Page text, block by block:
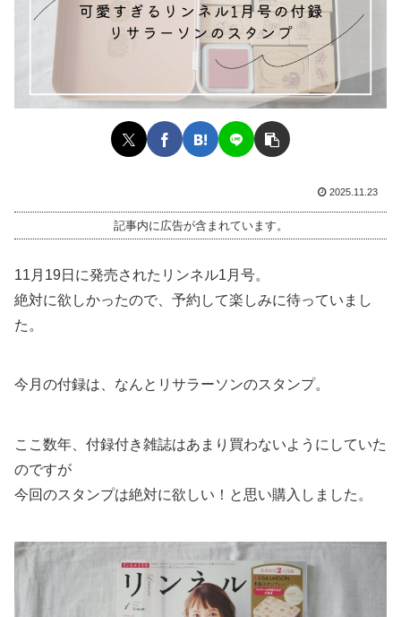
2025.11.23
記事内に広告が含まれています。
11月19日に発売されたリンネル1月号。
絶対に欲しかったので、予約して楽しみに待っていまし
た。
今月の付録は、なんとリサラーソンのスタンプ。
ここ数年、付録付き雑誌はあまり買わないようにしていた
のですが
今回のスタンプは絶対に欲しい！と思い購入しました。